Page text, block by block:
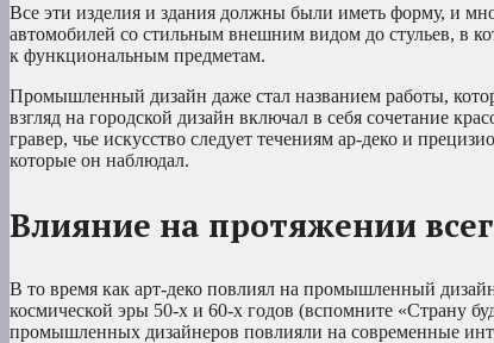
Все эти изделия и здания должны были иметь форму, и
автомобилей со стильным внешним видом до стульев, в
к функциональным предметам.
Промышленный дизайн даже стал названием работы,
взгляд на городской дизайн включал в себя сочетание
гравер, чье искусство следует течениям ар-деко и
которые он наблюдал.
Влияние на протяжении
В то время как арт-деко повлиял на промышленный
космической эры 50-х и 60-х годов (вспомните «Страну
промышленных дизайнеров повлияли на современные